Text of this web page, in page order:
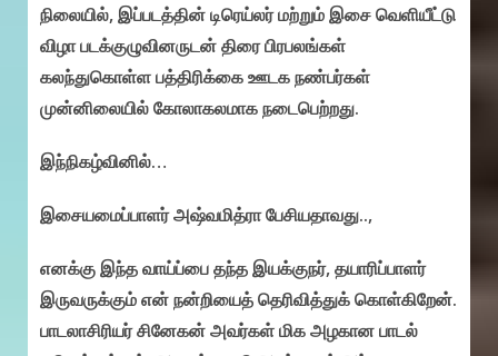
நிலையில், இப்படத்தின் டிரெய்லர் மற்றும் இசை வெளியீட்டு
விழா படக்குழுவினருடன் திரை பிரபலங்கள்
கலந்துகொள்ள பத்திரிக்கை ஊடக நண்பர்கள்
முன்னிலையில் கோலாகலமாக நடைபெற்றது.
இந்நிகழ்வினில்…
இசையமைப்பாளர் அஷ்வமித்ரா பேசியதாவது..,
எனக்கு இந்த வாய்ப்பை தந்த இயக்குநர், தயாரிப்பாளர்
இருவருக்கும் என் நன்றியைத் தெரிவித்துக் கொள்கிறேன்.
பாடலாசிரியர் சினேகன் அவர்கள் மிக அழகான பாடல்